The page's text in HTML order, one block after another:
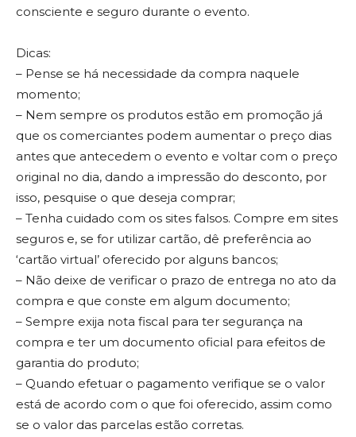
consciente e seguro durante o evento.
Dicas:
– Pense se há necessidade da compra naquele
momento;
– Nem sempre os produtos estão em promoção já
que os comerciantes podem aumentar o preço dias
antes que antecedem o evento e voltar com o preço
original no dia, dando a impressão do desconto, por
isso, pesquise o que deseja comprar;
– Tenha cuidado com os sites falsos. Compre em sites
seguros e, se for utilizar cartão, dê preferência ao
‘cartão virtual’ oferecido por alguns bancos;
– Não deixe de verificar o prazo de entrega no ato da
compra e que conste em algum documento;
– Sempre exija nota fiscal para ter segurança na
compra e ter um documento oficial para efeitos de
garantia do produto;
– Quando efetuar o pagamento verifique se o valor
está de acordo com o que foi oferecido, assim como
se o valor das parcelas estão corretas.